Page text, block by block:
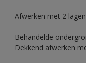
Afwerken met 2
Behandelde
Dekkend afwerken